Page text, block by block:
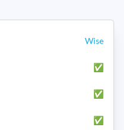
Wise
✅
✅
✅